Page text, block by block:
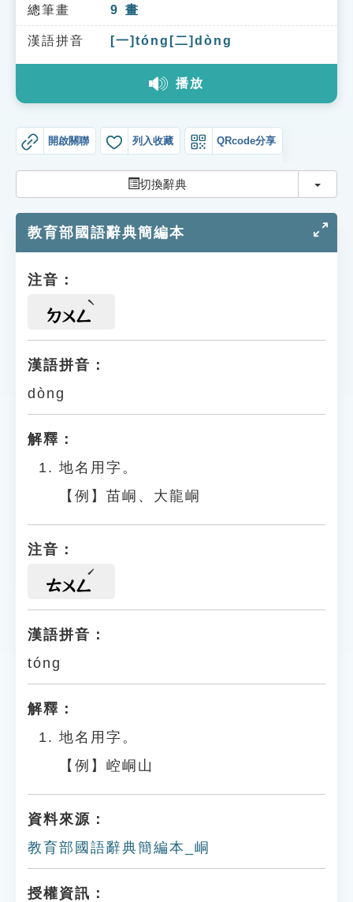
單字索引
生命大百科索引
教學應用
貓頭鷹博士
總筆畫 9 畫
漢語拼音 [一]tóng[二]dòng
播放
開啟關聯 列入收藏 QRcode分享
切換辭典 切換
教育部國語辭典簡編本
注音：
ㄉㄨㄥ
漢語拼音：
dòng
解釋：
地名用字。
【例】苗峒、大龍峒
注音：
ㄊㄨㄥ
漢語拼音：
tóng
解釋：
地名用字。
【例】崆峒山
資料來源：
教育部國語辭典簡編本_峒
授權資訊：